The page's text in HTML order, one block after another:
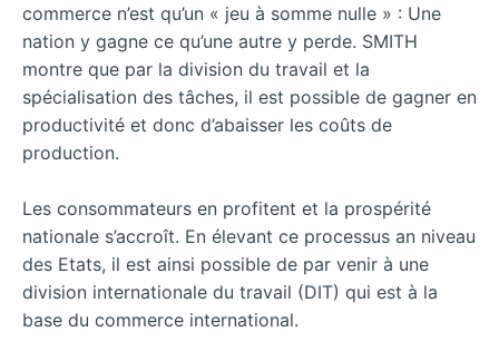
commerce n’est qu’un « jeu à somme nulle » : Une
nation y gagne ce qu’une autre y perde. SMITH
montre que par la division du travail et la
spécialisation des tâches, il est possible de gagner en
productivité et donc d’abaisser les coûts de
production.
Les consommateurs en profitent et la prospérité
nationale s’accroît. En élevant ce processus an niveau
des Etats, il est ainsi possible de par venir à une
division internationale du travail (DIT) qui est à la
base du commerce international.